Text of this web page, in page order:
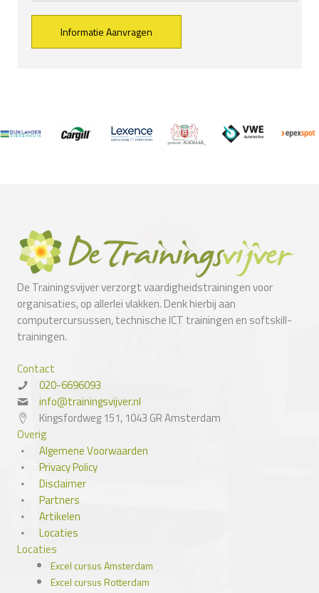
De Trainingsvijver verzorgt vaardigheidstrainingen voor
organisaties, op allerlei vlakken. Denk hierbij aan
computercursussen, technische ICT trainingen en softskill-
trainingen.
Contact
020-6696093
info@trainingsvijver.nl
Kingsfordweg 151, 1043 GR Amsterdam
Overig
Algemene Voorwaarden
Privacy Policy
Disclaimer
Partners
Artikelen
Locaties
Locaties
Excel cursus Amsterdam
Excel cursus Rotterdam